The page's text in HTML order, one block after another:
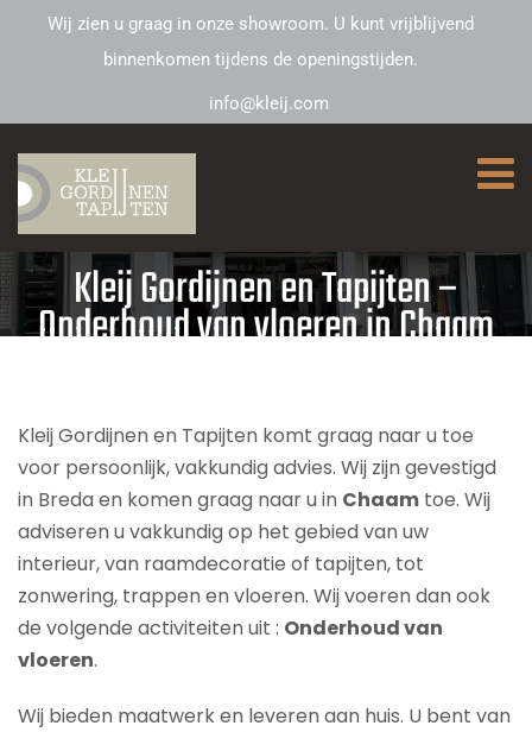
Wij zien u graag in onze showroom. U kunt vrijblijvend
binnenkomen tijdens de openingstijden.
info@kleij.com
Kleij Gordijnen en Tapijten –
Onderhoud van vloeren in Chaam
Kleij Gordijnen en Tapijten komt graag naar u toe
voor persoonlijk, vakkundig advies. Wij zijn gevestigd
in Breda en komen graag naar u in Chaam toe. Wij
adviseren u vakkundig op het gebied van uw
interieur, van raamdecoratie of tapijten, tot
zonwering, trappen en vloeren. Wij voeren dan ook
de volgende activiteiten uit : Onderhoud van
vloeren.
Wij bieden maatwerk en leveren aan huis. U bent van